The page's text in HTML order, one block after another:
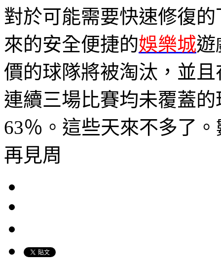
對於可能需要快速修復
來的安全便捷的娛樂城遊
價的球隊將被淘汰，並
連續三場比賽均未覆蓋
63％。這些天來不多了
再見周